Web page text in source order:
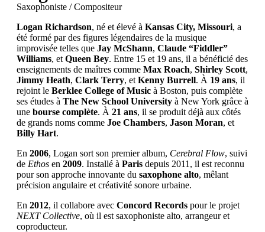
Saxophoniste / Compositeur
Logan Richardson, né et élevé à Kansas City, Missouri, a
été formé par des figures légendaires de la musique
improvisée telles que Jay McShann, Claude “Fiddler”
Williams, et Queen Bey. Entre 15 et 19 ans, il a bénéficié des
enseignements de maîtres comme Max Roach, Shirley Scott,
Jimmy Heath, Clark Terry, et Kenny Burrell. À 19 ans, il
rejoint le Berklee College of Music à Boston, puis complète
ses études à The New School University à New York grâce à
une bourse complète. À 21 ans, il se produit déjà aux côtés
de grands noms comme Joe Chambers, Jason Moran, et
Billy Hart.
En 2006, Logan sort son premier album, Cerebral Flow, suivi
de Ethos en 2009. Installé à Paris depuis 2011, il est reconnu
pour son approche innovante du saxophone alto, mêlant
précision angulaire et créativité sonore urbaine.
En 2012, il collabore avec Concord Records pour le projet
NEXT Collective, où il est saxophoniste alto, arrangeur et
coproducteur.